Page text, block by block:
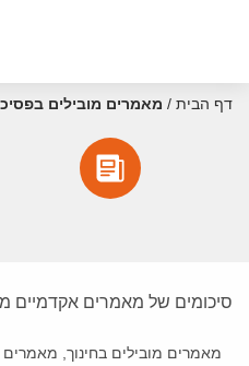
דף הבית / מאמרים מובילים
סיכומים של מאמרים אקדמיים
מאמרים מובילים בחינוך, מאמרים